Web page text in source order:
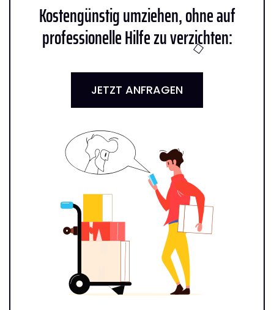
Kostengünstig umziehen, ohne auf
professionelle Hilfe zu verzichten:
JETZT ANFRAGEN